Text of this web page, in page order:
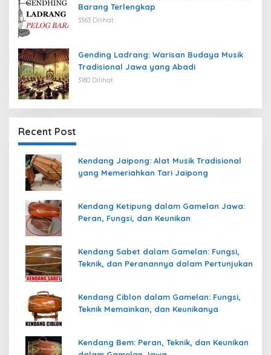
Barang Terlengkap
3363 Dilihat
Gending Ladrang: Warisan Budaya Musik
Tradisional Jawa yang Abadi
3180 Dilihat
Recent Post
Kendang Jaipong: Alat Musik Tradisional
yang Memeriahkan Tari Jaipong
Kendang Ketipung dalam Gamelan Jawa:
Peran, Fungsi, dan Keunikan
Kendang Sabet dalam Gamelan: Fungsi,
Teknik, dan Peranannya dalam Pertunjukan
Kendang Ciblon dalam Gamelan: Fungsi,
Teknik Memainkan, dan Keunikanya
Kendang Bem: Peran, Teknik, dan Keunikan